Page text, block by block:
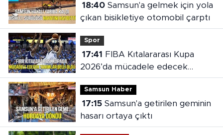
18:40Samsun'a gelmek için yola
çıkan bisikletiye otomobil çarptı
Spor
17:41
2026’da mücadele edecek
takımlar belli oldu
Samsun Haber
17:15Samsun'a getirilen geminin
hasarı ortaya çıktı